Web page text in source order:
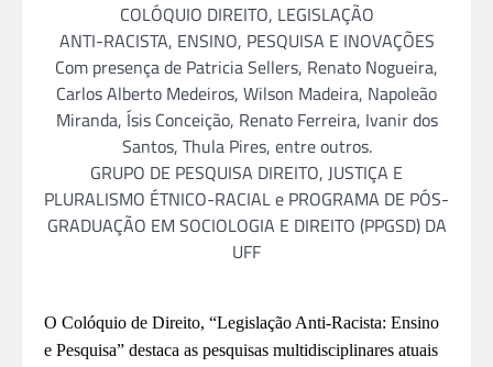
COLÓQUIO DIREITO, LEGISLAÇÃO
ANTI-RACISTA, ENSINO, PESQUISA E INOVAÇÕES
Com presença de Patricia Sellers, Renato Nogueira,
Carlos Alberto Medeiros, Wilson Madeira, Napoleão
Miranda, Ísis Conceição, Renato Ferreira, Ivanir dos
Santos, Thula Pires, entre outros.
GRUPO DE PESQUISA DIREITO, JUSTIÇA E
PLURALISMO ÉTNICO-RACIAL e PROGRAMA DE PÓS-
GRADUAÇÃO EM SOCIOLOGIA E DIREITO (PPGSD) DA
UFF
O Colóquio de Direito, “Legislação Anti-Racista: Ensino
e Pesquisa” destaca as pesquisas multidisciplinares atuais